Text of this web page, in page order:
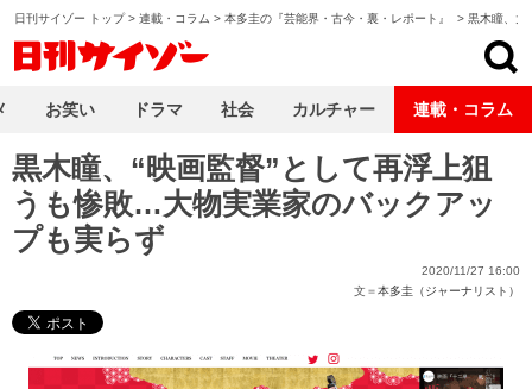
日刊サイゾー トップ> 連載・コラム > 本多圭の『芸能界・古今・裏・レポート』 > 黒木瞳、大
黒木瞳、“映画監督”として再浮上狙
うも惨敗…大物実業家のバックアッ
プも実らず
2020/11/27 16:00
文＝本多圭（ジャーナリスト）
お笑い ドラマ 社会 カルチャー 連載・コラム